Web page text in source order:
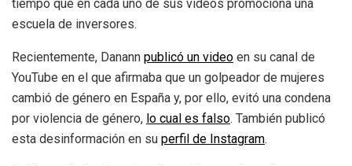
tiempo que en cada uno de sus videos promociona una
escuela de inversores.
Recientemente, Danann publicó un video en su canal de
YouTube en el que afirmaba que un golpeador de mujeres
cambió de género en España y, por ello, evitó una condena
por violencia de género, lo cual es falso. También publicó
esta desinformación en su perfil de Instagram.